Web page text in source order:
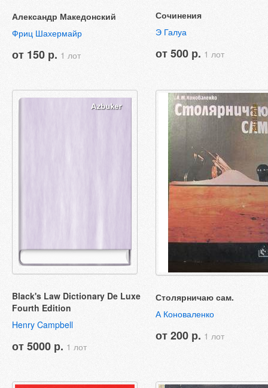
Александр Македонский
Фриц Шахермайр
от 150 р. 1 лот
Сочинения
Э Галуа
от 500 р. 1 лот
Black's Law Dictionary De Luxe
Fourth Edition
Henry Campbell
от 5000 р. 1 лот
Столярничаю сам.
А Коноваленко
от 200 р. 1 лот